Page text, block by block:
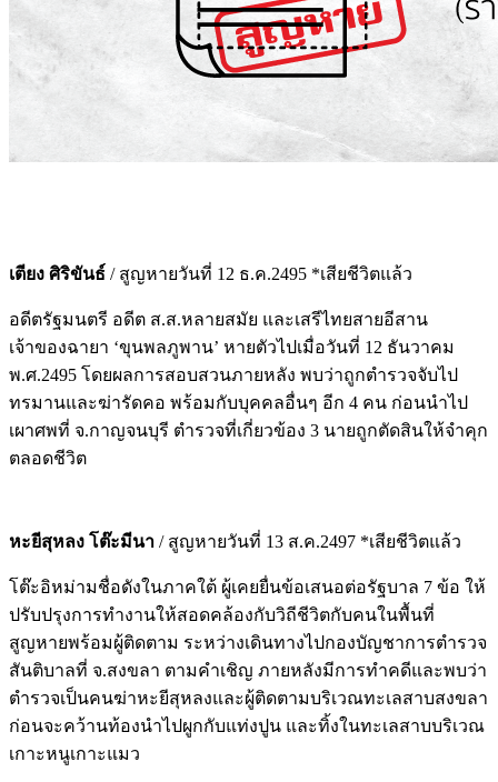
เตียง ศิริขันธ์ / สูญหายวันที่ 12 ธ.ค.2495 *เสียชีวิตแล้ว
อดีตรัฐมนตรี อดีต ส.ส.หลายสมัย และเสรีไทยสายอีสาน
เจ้าของฉายา ‘ขุนพลภูพาน’ หายตัวไปเมื่อวันที่ 12 ธันวาคม
พ.ศ.2495 โดยผลการสอบสวนภายหลัง พบว่าถูกตำรวจจับไป
ทรมานและฆ่ารัดคอ พร้อมกับบุคคลอื่นๆ อีก 4 คน ก่อนนำไป
เผาศพที่ จ.กาญจนบุรี ตำรวจที่เกี่ยวข้อง 3 นายถูกตัดสินให้จำคุก
ตลอดชีวิต
หะยีสุหลง โต๊ะมีนา / สูญหายวันที่ 13 ส.ค.2497 *เสียชีวิตแล้ว
โต๊ะอิหม่ามชื่อดังในภาคใต้ ผู้เคยยื่นข้อเสนอต่อรัฐบาล 7 ข้อ ให้
ปรับปรุงการทำงานให้สอดคล้องกับวิถีชีวิตกับคนในพื้นที่
สูญหายพร้อมผู้ติดตาม ระหว่างเดินทางไปกองบัญชาการตำรวจ
สันติบาลที่ จ.สงขลา ตามคำเชิญ ภายหลังมีการทำคดีและพบว่า
ตำรวจเป็นคนฆ่าหะยีสุหลงและผู้ติดตามบริเวณทะเลสาบสงขลา
ก่อนจะคว้านท้องนำไปผูกกับแท่งปูน และทิ้งในทะเลสาบบริเวณ
เกาะหนูเกาะแมว